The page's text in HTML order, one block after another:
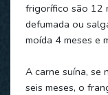
frigorífico são 12
defumada ou
moída 4 meses e
A carne suína, se
seis meses, o